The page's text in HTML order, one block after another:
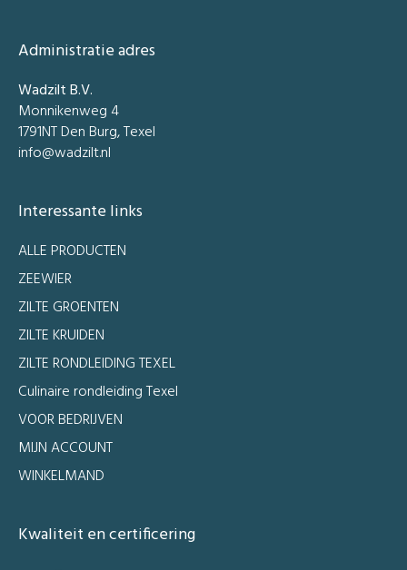
Administratie adres
Wadzilt B.V.
Monnikenweg 4
1791NT Den Burg, Texel
info@wadzilt.nl
Interessante links
ALLE PRODUCTEN
ZEEWIER
ZILTE GROENTEN
ZILTE KRUIDEN
ZILTE RONDLEIDING TEXEL
Culinaire rondleiding Texel
VOOR BEDRIJVEN
MIJN ACCOUNT
WINKELMAND
Kwaliteit en certificering